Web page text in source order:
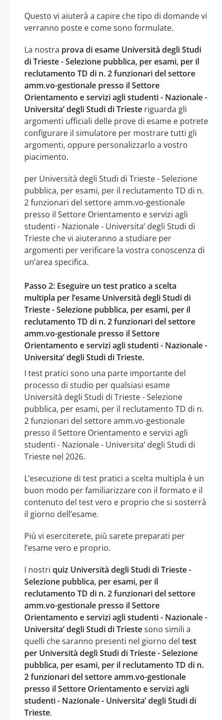
Questo vi aiuterà a capire che tipo di domande vi
verranno poste e come sono formulate.
La nostra prova di esame Università degli Studi
di Trieste - Selezione pubblica, per esami, per il
reclutamento TD di n. 2 funzionari del settore
amm.vo-gestionale presso il Settore
Orientamento e servizi agli studenti - Nazionale -
Universita’ degli Studi di Trieste riguarda gli
argomenti ufficiali delle prove di esame e potrete
configurare il simulatore per mostrare tutti gli
argomenti, oppure personalizzarlo a vostro
piacimento.
per Università degli Studi di Trieste - Selezione
pubblica, per esami, per il reclutamento TD di n.
2 funzionari del settore amm.vo-gestionale
presso il Settore Orientamento e servizi agli
studenti - Nazionale - Universita’ degli Studi di
Trieste che vi aiuteranno a studiare per
argomenti per verificare la vostra conoscenza di
un’area specifica.
Passo 2: Eseguire un test pratico a scelta
multipla per l’esame Università degli Studi di
Trieste - Selezione pubblica, per esami, per il
reclutamento TD di n. 2 funzionari del settore
amm.vo-gestionale presso il Settore
Orientamento e servizi agli studenti - Nazionale -
Universita’ degli Studi di Trieste.
I test pratici sono una parte importante del
processo di studio per qualsiasi esame
Università degli Studi di Trieste - Selezione
pubblica, per esami, per il reclutamento TD di n.
2 funzionari del settore amm.vo-gestionale
presso il Settore Orientamento e servizi agli
studenti - Nazionale - Universita’ degli Studi di
Trieste nel 2026.
L’esecuzione di test pratici a scelta multipla è un
buon modo per familiarizzare con il formato e il
contenuto del test vero e proprio che si sosterrà
il giorno dell’esame.
Più vi eserciterete, più sarete preparati per
l’esame vero e proprio.
I nostri quiz Università degli Studi di Trieste -
Selezione pubblica, per esami, per il
reclutamento TD di n. 2 funzionari del settore
amm.vo-gestionale presso il Settore
Orientamento e servizi agli studenti - Nazionale -
Universita’ degli Studi di Triestesono simili a
quelli che saranno presenti nel giorno del test
per Università degli Studi di Trieste - Selezione
pubblica, per esami, per il reclutamento TD di n.
2 funzionari del settore amm.vo-gestionale
presso il Settore Orientamento e servizi agli
studenti - Nazionale - Universita’ degli Studi di
Trieste.